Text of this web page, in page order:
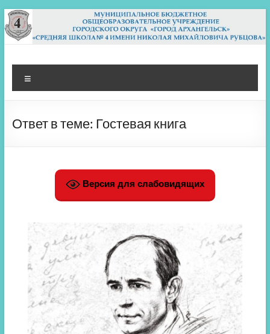
Перейти
к
содержимому
МБОУ СШ 4
Архангельск
Ответ в теме: Гостевая книга
Версия для слабовидящих